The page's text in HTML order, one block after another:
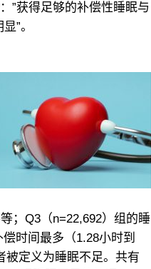
”获得足够的补偿性睡眠与
”。
；Q3（n=22,692）组的睡
时间最多（1.28小时到
被定义为睡眠不足。共有